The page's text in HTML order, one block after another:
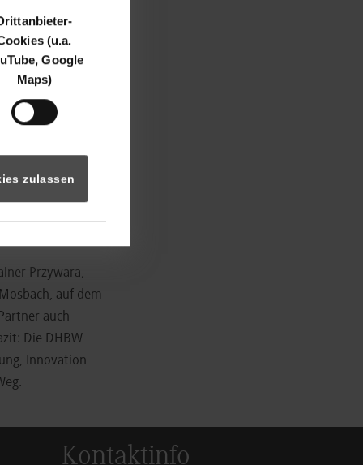
(u.a.
Google
Maps)
zulassen
Hochschulen im
neue Potenziale
dabei ganz
Przywara,
auf dem
auch
Die DHBW
Innovation
Kontaktinfo